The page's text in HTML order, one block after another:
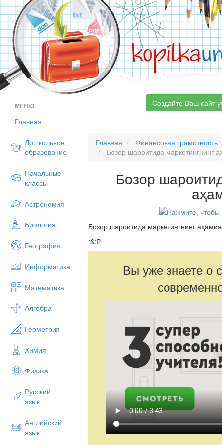
kopilka
МЕНЮ
Главная
Дошкольное
образование
Начальные
классы
Астрономия
Биология
География
Информатика
Математика
Алгебра
Геометрия
Химия
Физика
Русский
язык
Английский
язык
Создайте Ваш сайт
Главная
Финансовая грамотность
Бозор шароитида маркетингнинг
Бозор
Бозор шароитида маркетингнинг
:&:₽
Вы уже знаете о